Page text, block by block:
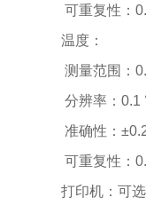
可重复性：
温度：
测量范围：
分辨率：0.1
准确性：
可重复性：
打印机：可